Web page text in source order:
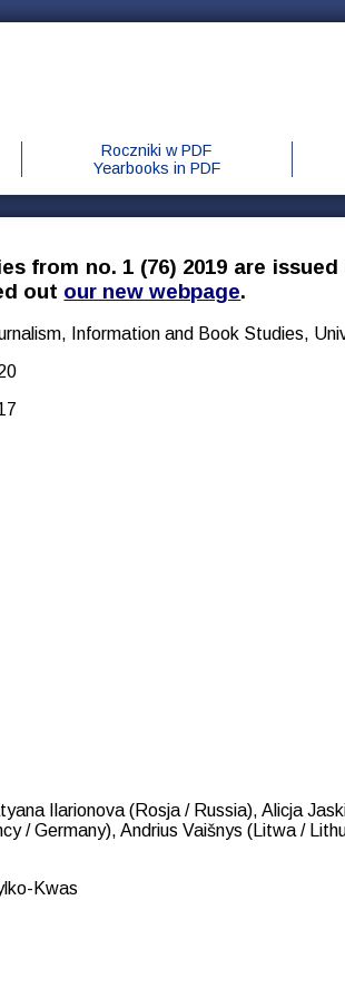
Roczniki w PDF
Yearbooks in PDF
from no. 1 (76) 2019 are
out our new webpage.
Information and Book Studies,
Ilarionova (Rosja / Russia), Alicja
/ Germany), Andrius Vaišnys (Litwa /
Kwas